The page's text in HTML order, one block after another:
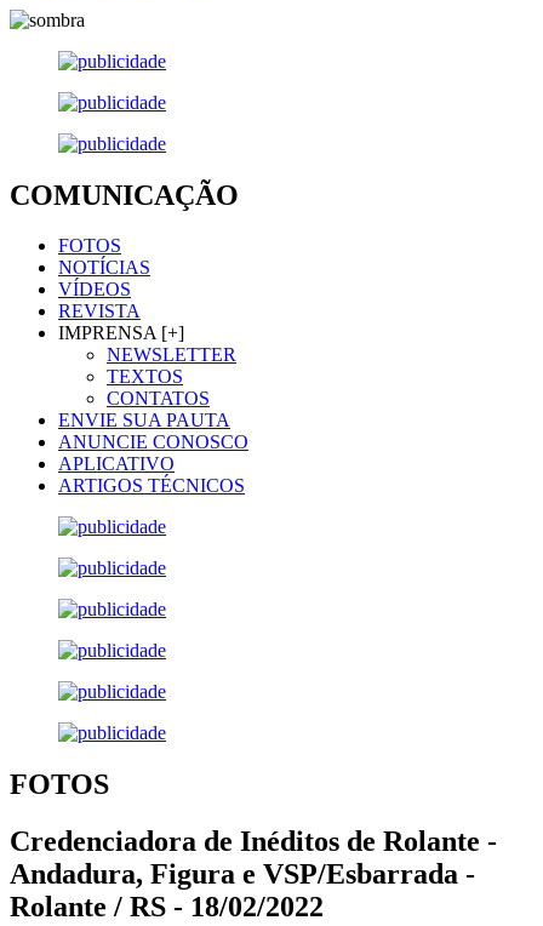
COMUNICAÇÃO
FOTOS
NOTÍCIAS
VÍDEOS
REVISTA
IMPRENSA [+]
NEWSLETTER
TEXTOS
CONTATOS
ENVIE SUA PAUTA
ANUNCIE CONOSCO
APLICATIVO
ARTIGOS TÉCNICOS
FOTOS
Credenciadora de Inéditos de Rolante -
Andadura, Figura e VSP/Esbarrada -
Rolante / RS - 18/02/2022